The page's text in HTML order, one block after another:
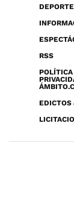
RSS
POLÍTICA
EDICTOS